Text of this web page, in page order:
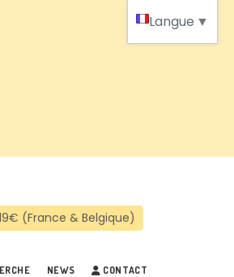
NEWS CONTACT
Langue ▼